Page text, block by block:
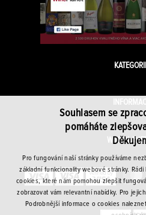
Souhlasem se
pomáháte
Pro fungování naší stránky používáme
základní funkcionality webové stránky.
cookies, které nám pomohou zlepšit
zobrazovat vám relevantní nabídky. Pro
Podrobnější informace o cookies